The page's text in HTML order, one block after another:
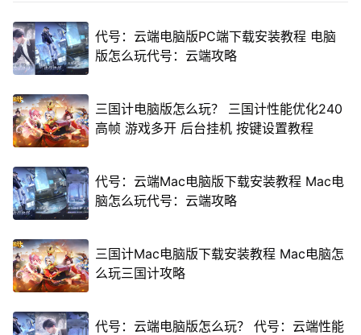
代号：云端电脑版PC端下载安装教程 电脑
版怎么玩代号：云端攻略
三国计电脑版怎么玩？ 三国计性能优化240
高帧 游戏多开 后台挂机 按键设置教程
代号：云端Mac电脑版下载安装教程 Mac电
脑怎么玩代号：云端攻略
三国计Mac电脑版下载安装教程 Mac电脑怎
么玩三国计攻略
代号：云端电脑版怎么玩？ 代号：云端性能